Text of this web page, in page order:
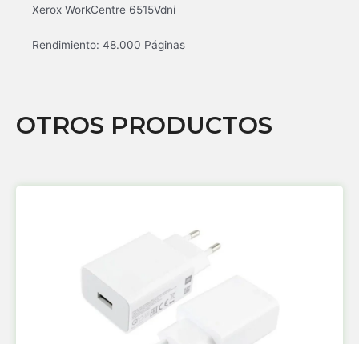
Xerox WorkCentre 6515Vdni
Rendimiento: 48.000 Páginas
OTROS PRODUCTOS